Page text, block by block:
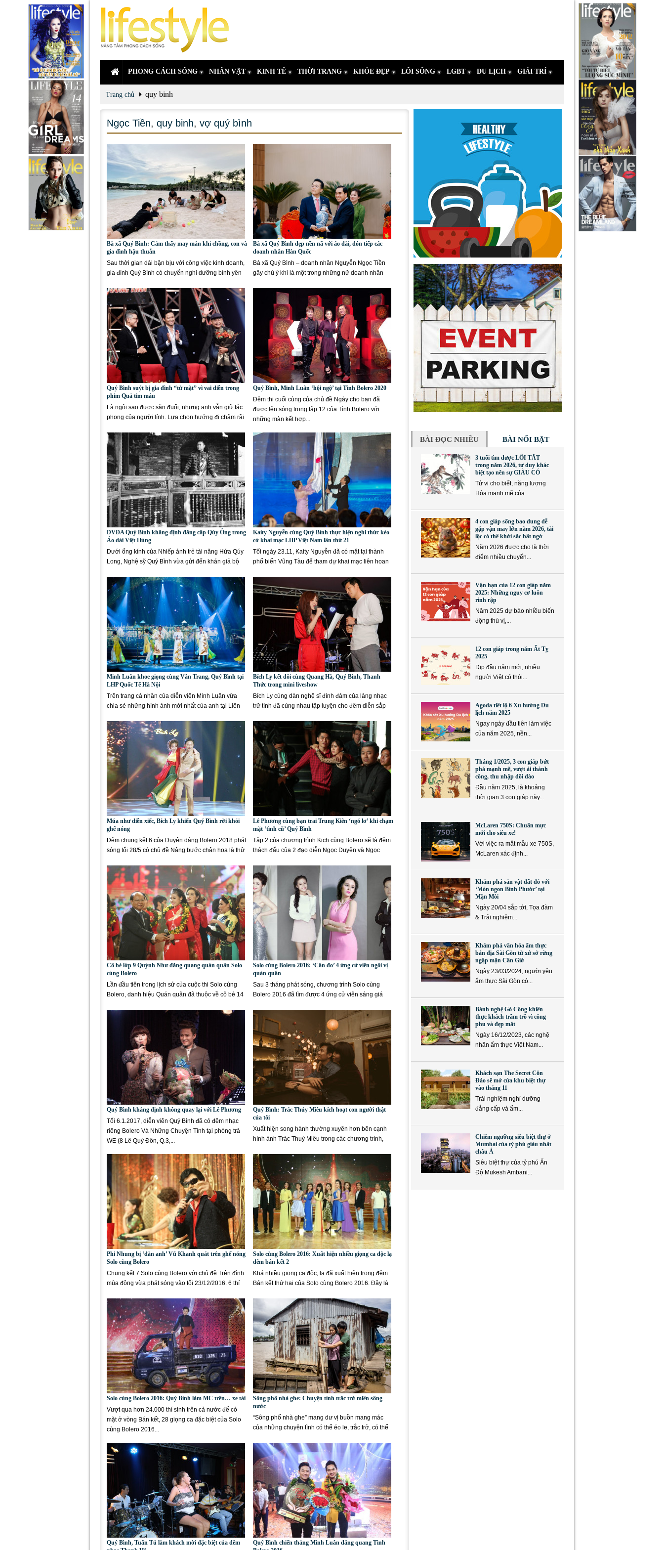
PHONG CÁCH SỐNG NHÂN VẬT KINH TẾ THỜI TRANG KHỎE ĐẸP LỐI SỐNG LGBT DU LỊCH GIẢI TRÍ
Trang chủ quy binh
Ngọc Tiền, quy binh, vợ quý bình
Bà xã Quý Bình: Cảm thấy may mắn khi chồng, con và
gia đình hậu thuẫn
Sau thời gian dài bận bịu với công việc kinh doanh,
gia đình Quý Bình có chuyến nghỉ dưỡng bình yên
Bà xã Quý Bình đẹp nền nã với áo dài, đón tiếp các
doanh nhân Hàn Quốc
Bà xã Quý Bình – doanh nhân Nguyễn Ngọc Tiền
gây chú ý khi là một trong những nữ doanh nhân
Quý Bình suýt bị gia đình “từ mặt” vì vai diễn trong
phim Quả tim máu
Là ngôi sao được săn đuổi, nhưng anh vẫn giữ tác
phong của người lính. Lựa chọn hướng đi chậm rãi
Quý Bình, Minh Luân ‘hội ngộ’ tại Tình Bolero 2020
Đêm thi cuối cùng của chủ đề Ngày cho bạn đã
được lên sóng trong tập 12 của Tình Bolero với
những màn kết hợp...
DVĐA Quý Bình khẳng định đẳng cấp Qúy Ông trong
Áo dài Việt Hùng
Dưới ống kính của Nhiếp ảnh trẻ tài năng Hứa Qúy
Long, Nghệ sỹ Quý Bình vừa gửi đến khán giả bộ
Kaity Nguyễn cùng Quý Bình thực hiện nghi thức kéo
cờ khai mạc LHP Việt Nam lần thứ 21
Tối ngày 23.11, Kaity Nguyễn đã có mặt tại thành
phố biển Vũng Tàu để tham dự khai mạc liên hoan
Minh Luân khoe giọng cùng Vân Trang, Quý Bình tại
LHP Quốc Tế Hà Nội
Trên trang cá nhân của diễn viên Minh Luân vừa
chia sẻ những hình ảnh mới nhất của anh tại Liên
Bích Ly kết đôi cùng Quang Hà, Quý Bình, Thanh
Thức trong mini liveshow
Bích Ly cùng dàn nghệ sĩ đình đám của làng nhạc
trữ tình đã cùng nhau tập luyện cho đêm diễn sắp
Múa như diễn xiếc, Bích Ly khiến Quý Bình rời khỏi
ghế nóng
Đêm chung kết 6 của Duyên dáng Bolero 2018 phát
sóng tối 28/5 có chủ đề Nâng bước chân hoa là thử
Lê Phương cùng bạn trai Trung Kiên ‘ngó lơ’ khi chạm
mặt ‘tình cũ’ Quý Bình
Tập 2 của chương trình Kịch cùng Bolero sẽ là đêm
thách đấu của 2 đạo diễn Ngọc Duyên và Ngọc
Cô bé lớp 9 Quỳnh Như đăng quang quán quân Solo
cùng Bolero
Lần đầu tiên trong lịch sử của cuộc thi Solo cùng
Bolero, danh hiệu Quán quân đã thuộc về cô bé 14
Solo cùng Bolero 2016: ‘Cân đo’ 4 ứng cử viên ngôi vị
quán quân
Sau 3 tháng phát sóng, chương trình Solo cùng
Bolero 2016 đã tìm được 4 ứng cử viên sáng giá
Quý Bình khẳng định không quay lại với Lê Phương
Tối 6.1.2017, diễn viên Quý Bình đã có đêm nhạc
riêng Bolero Và Những Chuyện Tình tại phòng trà
WE (8 Lê Quý Đôn, Q.3,...
Quý Bình: Trác Thúy Miêu kích hoạt con người thật
của tôi
Xuất hiện song hành thường xuyên hơn bên cạnh
hình ảnh Trác Thuý Miêu trong các chương trình,
Phi Nhung bị ‘đàn anh’ Vũ Khanh quát trên ghế nóng
Solo cùng Bolero
Chung kết 7 Solo cùng Bolero với chủ đề Trên đỉnh
mùa đông vừa phát sóng vào tối 23/12/2016. 6 thí
Solo cùng Bolero 2016: Xuất hiện nhiều giọng ca độc lạ
đêm bán kết 2
Khá nhiều giọng ca độc, lạ đã xuất hiện trong đêm
Bán kết thứ hai của Solo cùng Bolero 2016. Đây là
Solo cùng Bolero 2016: Quý Bình làm MC trên… xe tải
Vượt qua hơn 24.000 thí sinh trên cả nước để có
mặt ở vòng Bán kết, 28 giọng ca đặc biệt của Solo
cùng Bolero 2016...
Sông phố nhà ghe: Chuyện tình trắc trở miền sông
nước
“Sông phố nhà ghe” mang dư vị buồn mang mác
của những chuyện tình có thể éo le, trắc trở, có thể
Quý Bình, Tuấn Tú làm khách mời đặc biệt của đêm
Quý Bình chiến thắng Minh Luân đăng quang Tình
BÀI ĐỌC NHIỀU BÀI NỔI BẬT
3 tuổi tìm được LỐI TẮT
trong năm 2026, tư duy khác
biệt tạo nên sự GIÀU CÓ
Tử vi cho biết, năng lượng
Hỏa mạnh mẽ của...
4 con giáp sống bao dung dễ
gặp vận may lớn năm 2026, tài
lộc có thể khởi sắc bất ngờ
Năm 2026 được cho là thời
điểm nhiều chuyển...
Vận hạn của 12 con giáp năm
2025: Những nguy cơ luôn
rình rập
Năm 2025 dự báo nhiều biến
động thú vị,...
12 con giáp trong năm Ất Tỵ
2025
Dịp đầu năm mới, nhiều
người Việt có thói...
Agoda tiết lộ 6 Xu hướng Du
lịch năm 2025
Ngay ngày đầu tiên làm việc
của năm 2025, nền...
Tháng 1/2025, 3 con giáp bứt
phá mạnh mẽ, vượt ải thành
công, thu nhập dồi dào
Đầu năm 2025, là khoảng
thời gian 3 con giáp này...
McLaren 750S: Chuẩn mực
mới cho siêu xe!
Với việc ra mắt mẫu xe 750S,
McLaren xác định...
Khám phá sản vật đất đỏ với
‘Món ngon Bình Phước’ tại
Mặn Mòi
Ngày 20/04 sắp tới, Tọa đàm
& Trải nghiệm...
Khám phá văn hóa ẩm thực
bản địa Sài Gòn từ xứ sở rừng
ngập mặn Cần Giờ
Ngày 23/03/2024, người yêu
ẩm thực Sài Gòn có...
Bánh nghệ Gò Công khiến
thực khách trầm trồ vì công
phu và đẹp mắt
Ngày 16/12/2023, các nghệ
nhân ẩm thực Việt Nam...
Khách sạn The Secret Côn
Đảo sẽ mở cửa khu biệt thự
vào tháng 11
Trải nghiệm nghỉ dưỡng
đẳng cấp và ẩm...
Chiêm ngưỡng siêu biệt thự ở
Mumbai của tỷ phú giàu nhất
châu Á
Siêu biệt thự của tỷ phú Ấn
Độ Mukesh Ambani...